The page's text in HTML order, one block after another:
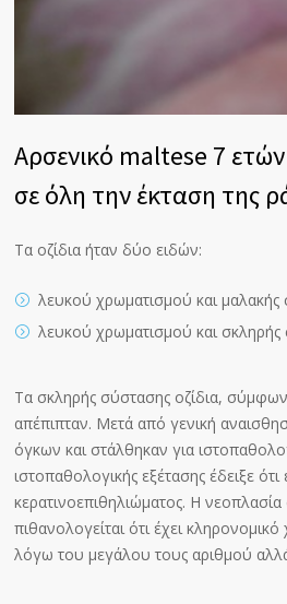
Αρσενικό maltese 7
σε όλη την έκταση της
Τα οζίδια ήταν δύο ειδών:
λευκού χρωματισμού και μαλακής
λευκού χρωματισμού και σκληρής
Τα σκληρής σύστασης οζίδια,
απέπιπταν. Μετά από γενική
όγκων και στάλθηκαν για
ιστοπαθολογικής εξέτασης έδειξε
κερατινοεπιθηλιώματος. Η νεοπλασία
πιθανολογείται ότι έχει
λόγω του μεγάλου τους αριθμού